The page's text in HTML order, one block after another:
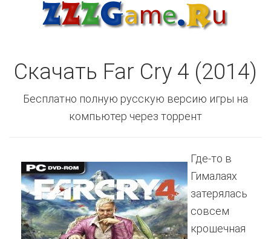
Скачать Far Cry 4 (2014)
Бесплатно полную русскую версию игры на
компьютер через торрент
Где-то в
Гималаях
затерялась
совсем
крошечная